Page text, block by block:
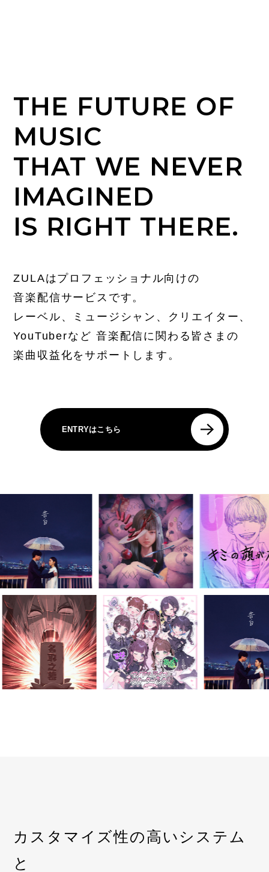
THE FUTURE OF
MUSIC
THAT WE NEVER
IMAGINED
IS RIGHT THERE.
ZULAはプロフェッショナル向けの
音楽配信サービスです。
レーベル、ミュージシャン、クリエイター、
YouTuberなど 音楽配信に関わる皆さまの
楽曲収益化をサポートします。
ENTRYはこちら
カスタマイズ性の高いシステム
と